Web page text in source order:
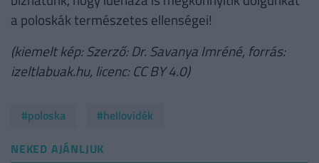
a poloskák természetes ellenségei!
(kiemelt kép: Szerző: Dr. Savanya Imréné, forrás:
izeltlabuak.hu, licenc: CC BY 4.0)
#poloska
#hellovidék
NEKED AJÁNLJUK